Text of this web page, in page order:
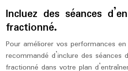
Incluez des séances
fractionné.
Pour améliorer vos performances
recommandé d’inclure des séances
fractionné dans votre plan